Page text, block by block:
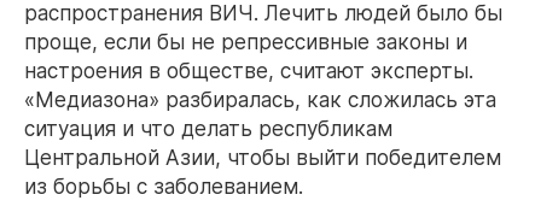
распространения ВИЧ. Лечить людей было бы
проще, если бы не репрессивные законы и
настроения в обществе, считают эксперты.
«Медиазона» разбиралась, как сложилась эта
ситуация и что делать республикам
Центральной Азии, чтобы выйти победителем
из борьбы с заболеванием.